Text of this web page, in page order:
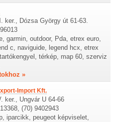
ker., Dózsa György út 61-63.
garmin, outdoor, Pda, etrex euro,
c, naviguide, legend hcx, etrex
térkép, map 60, szerviz
»
Import Kft.
ker., Ungvár U 64-66
(70) 9402943
iparcikk, peugeot képviselet,